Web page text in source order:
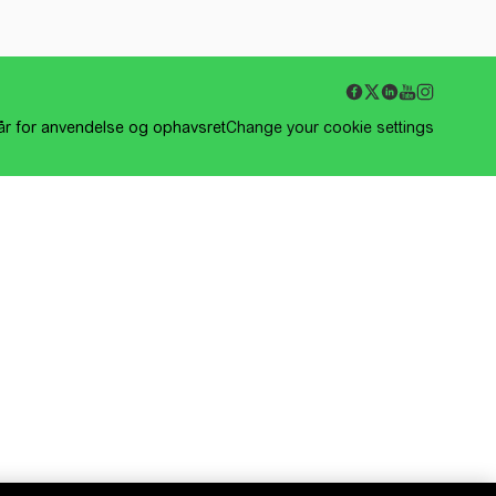
for anvendelse og ophavsretChange your cookie settings